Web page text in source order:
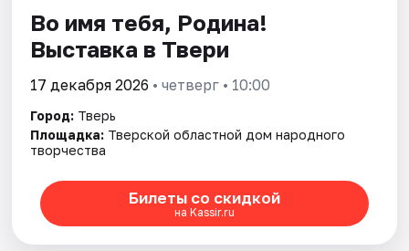
Во имя тебя, Родина!
Выставка в Твери
17 декабря 2026 • четверг • 10:00
Город: Тверь
Площадка: Тверской областной дом народного
творчества
Билеты со скидкой
на Kassir.ru